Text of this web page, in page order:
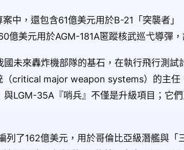
案中，還包含61億美元用於B-21「突襲者
億美元用於AGM-181A匿蹤核武巡弋導彈
國未來轟炸機部隊的基石，在執行飛行測
（critical major weapon systems）的主任
與LGM-35A『哨兵』不僅是升級項目；它
列了162億美元，用於哥倫比亞級潛艦與「